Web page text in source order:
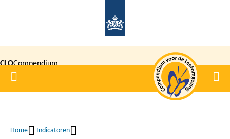
inhoud
gaan
CLOCompendium
voor de
Home
Home Indicatoren